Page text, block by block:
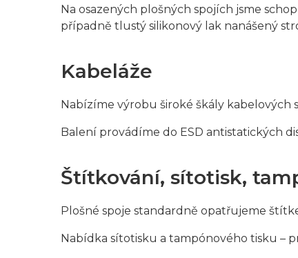
Na osazených plošných spojích jsme
případně tlustý silikonový lak nanášený
Kabeláže
Nabízíme výrobu široké škály
Balení provádíme do ESD antistatických
Štítkování, sítotisk,
Plošné spoje standardně opatřujeme
Nabídka sítotisku a tampónového tisku –